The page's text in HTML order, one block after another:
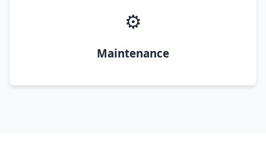
⚙️
Maintenance